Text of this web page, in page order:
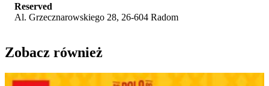
Reserved
Al. Grzecznarowskiego 28, 26-604 Radom
Zobacz również